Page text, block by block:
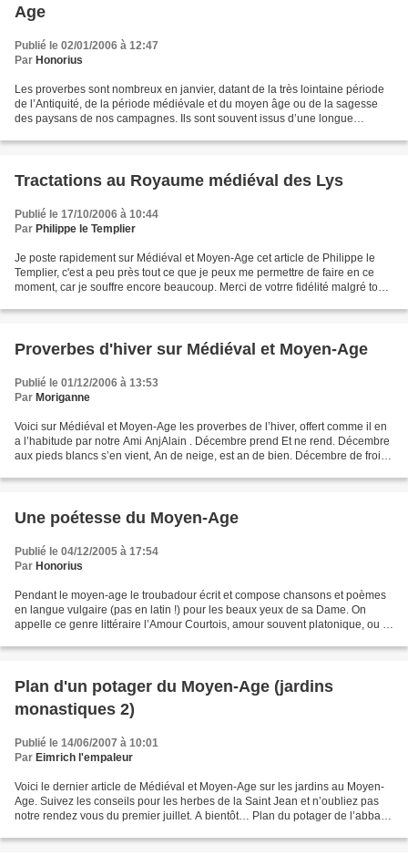
Age
Publié le 02/01/2006 à 12:47
Par Honorius
Les proverbes sont nombreux en janvier, datant de la très lointaine période
de l’Antiquité, de la période médiévale et du moyen âge ou de la sagesse
des paysans de nos campagnes. Ils sont souvent issus d’une longue
Tractations au Royaume médiéval des Lys
Publié le 17/10/2006 à 10:44
Par Philippe le Templier
Je poste rapidement sur Médiéval et Moyen-Age cet article de Philippe le
Templier, c'est a peu près tout ce que je peux me permettre de faire en ce
moment, car je souffre encore beaucoup. Merci de votrre fidélité malgré tout.
Proverbes d'hiver sur Médiéval et Moyen-Age
Publié le 01/12/2006 à 13:53
Par Moriganne
Voici sur Médiéval et Moyen-Age les proverbes de l’hiver, offert comme il en
a l’habitude par notre Ami AnjAlain . Décembre prend Et ne rend. Décembre
aux pieds blancs s’en vient, An de neige, est an de bien. Décembre de froid
Une poétesse du Moyen-Age
Publié le 04/12/2005 à 17:54
Par Honorius
Pendant le moyen-age le troubadour écrit et compose chansons et poèmes
en langue vulgaire (pas en latin !) pour les beaux yeux de sa Dame. On
appelle ce genre littéraire l’Amour Courtois, amour souvent platonique, ou il
Plan d'un potager du Moyen-Age (jardins
monastiques 2)
Publié le 14/06/2007 à 10:01
Par Eimrich l'empaleur
Voici le dernier article de Médiéval et Moyen-Age sur les jardins au Moyen-
Age. Suivez les conseils pour les herbes de la Saint Jean et n’oubliez pas
notre rendez vous du premier juillet. A bientôt… Plan du potager de l’abbaye